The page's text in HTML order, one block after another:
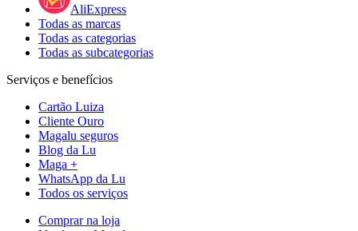
AliExpress
Todas as marcas
Todas as categorias
Todas as subcategorias
Serviços e benefícios
Cartão Luiza
Cliente Ouro
Magalu seguros
Blog da Lu
Maga +
WhatsApp da Lu
Todos os serviços
Comprar na loja